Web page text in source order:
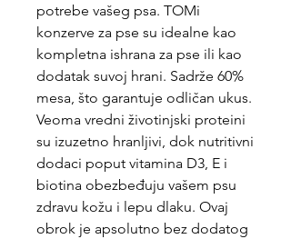
potrebe vašeg psa. TOMi
konzerve za pse su idealne kao
kompletna ishrana za pse ili kao
dodatak suvoj hrani. Sadrže 60%
mesa, što garantuje odličan ukus.
Veoma vredni životinjski proteini
su izuzetno hranljivi, dok nutritivni
dodaci poput vitamina D3, E i
biotina obezbeđuju vašem psu
zdravu kožu i lepu dlaku. Ovaj
obrok je apsolutno bez dodatog